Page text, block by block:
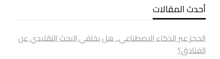
أحدث المقالات
الحجز عبر الذكاء الاصطناعي.. هل يختفي البحث التقليدي عن
الفنادق؟